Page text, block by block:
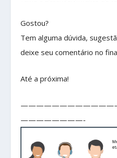
Gostou?
Tem alguma dúvida,
deixe seu comentário no
Até a próxima!
————————-